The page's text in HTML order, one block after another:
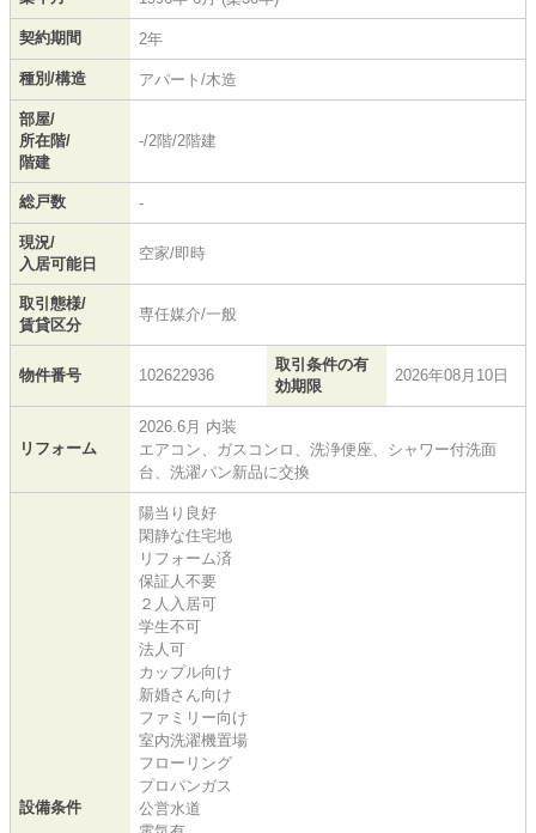
契約期間 2年
種別/構造 アパート/木造
部屋/
所在階/
階建
-/2階/2階建
総戸数 -
現況/
入居可能日
空家/即時
取引態様/
賃貸区分
専任媒介/一般
物件番号 102622936
取引条件の有
効期限
2026年08月10日
リフォーム
2026.6月 内装
エアコン、ガスコンロ、洗浄便座、シャワー付洗面
台、洗濯パン新品に交換
設備条件
陽当り良好
閑静な住宅地
リフォーム済
保証人不要
２人入居可
学生不可
法人可
カップル向け
新婚さん向け
ファミリー向け
室内洗濯機置場
フローリング
プロパンガス
公営水道